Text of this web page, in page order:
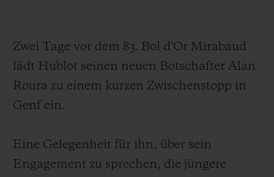
Zwei Tage vor dem 83. Bol d’Or Mirabaud
lädt Hublot seinen neuen Botschafter Alan
Roura zu einem kurzen Zwischenstopp in
Genf ein.
Eine Gelegenheit für ihn, über sein
Engagement zu sprechen, die jüngere
VORAUSSICHTLICHE LIEFERZEIT
KOSTENLOSE LIEFERUNG & RÜCKSENDUNGEN
GESCHENKBEUTEL